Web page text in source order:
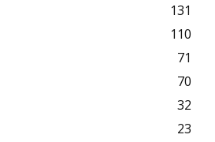
131
110
71
70
32
23